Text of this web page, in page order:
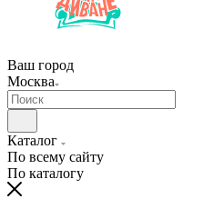
Ваш город
Москва
Каталог
По всему сайту
По каталогу